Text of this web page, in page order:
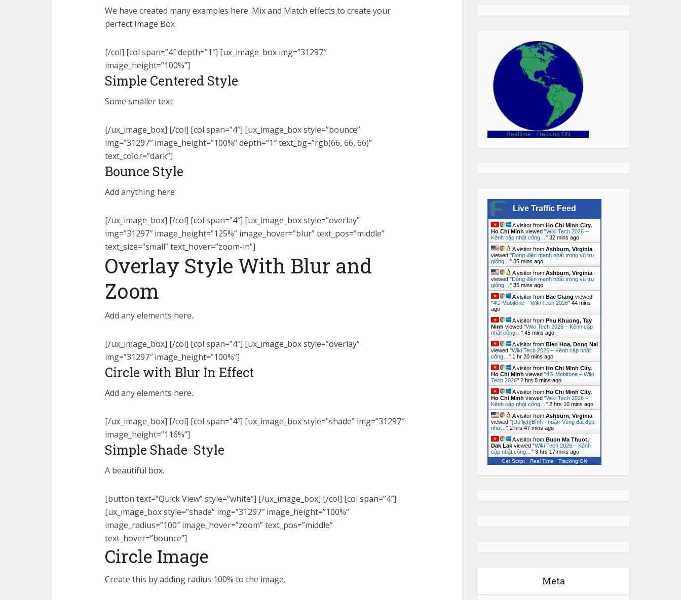
We have created many examples here. Mix and Match effects to create your
perfect Image Box
[/col] [col span=”4″ depth=”1″] [ux_image_box img=”31297″
image_height=”100%”]
Simple Centered Style
Some smaller text
[/ux_image_box] [/col] [col span=”4″] [ux_image_box style=”bounce”
img=”31297″ image_height=”100%” depth=”1″ text_bg=”rgb(66, 66, 66)”
text_color=”dark”]
Bounce Style
Add anything here
[/ux_image_box] [/col] [col span=”4″] [ux_image_box style=”overlay”
img=”31297″ image_height=”125%” image_hover=”blur” text_pos=”middle”
text_size=”small” text_hover=”zoom-in”]
Overlay Style With Blur and
Zoom
Add any elements here..
[/ux_image_box] [/col] [col span=”4″] [ux_image_box style=”overlay”
img=”31297″ image_height=”100%”]
Circle with Blur In Effect
Add any elements here..
[/ux_image_box] [/col] [col span=”4″] [ux_image_box style=”shade” img=”31297″
image_height=”116%”]
Simple Shade Style
A beautiful box.
[button text=”Quick View” style=”white”] [/ux_image_box] [/col] [col span=”4″]
[ux_image_box style=”shade” img=”31297″ image_height=”100%”
image_radius=”100″ image_hover=”zoom” text_pos=”middle”
text_hover=”bounce”]
Circle Image
Create this by adding radius 100% to the image.
Realtime - Tracking ON
Live Traffic Feed
A visitor from Ho Chi Minh City,
Ho Chi Minh viewed "Wiki Tech 2026 –
Kênh cập nhật công… " 32 mins ago
A visitor from Ashburn, Virginia
viewed "Dòng điện mạnh nhất trong vũ trụ
giống… " 35 mins ago
A visitor from Ashburn, Virginia
viewed "Dòng điện mạnh nhất trong vũ trụ
giống… " 35 mins ago
A visitor from Bac Giang viewed
"4G Mobifone – Wiki Tech 2026" 44 mins
ago
A visitor from Phu Khuong, Tay
Ninh viewed "Wiki Tech 2026 – Kênh cập
nhật công… " 45 mins ago
A visitor from Bien Hoa, Dong Nai
viewed "Wiki Tech 2026 – Kênh cập nhật
công… " 1 hr 20 mins ago
A visitor from Ho Chi Minh City,
Ho Chi Minh viewed "4G Mobifone – Wiki
Tech 2026" 2 hrs 8 mins ago
A visitor from Ho Chi Minh City,
Ho Chi Minh viewed "Wiki Tech 2026 –
Kênh cập nhật công… " 2 hrs 10 mins ago
A visitor from Ashburn, Virginia
viewed "[Du lịch]Bình Thuận-Vùng đất đẹp
như… " 2 hrs 47 mins ago
A visitor from Buon Ma Thuot,
Dak Lak viewed "Wiki Tech 2026 – Kênh
cập nhật công… " 3 hrs 17 mins ago
Get Script Real Time Tracking ON
Meta